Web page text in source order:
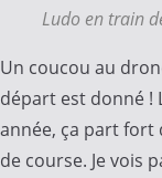
Ludo en train
Un coucou au
départ est donné !
année, ça part fort
de course. Je vois